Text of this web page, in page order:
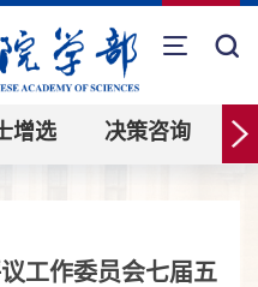
增选 决策咨询
工作委员会七届五